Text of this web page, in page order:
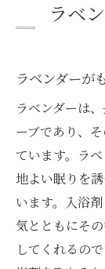
ラベ
ラベンダーが
ラベンダーは
ーブであり、
ています。ラ
地よい眠りを
います。入浴
気とともにそ
してくれるの